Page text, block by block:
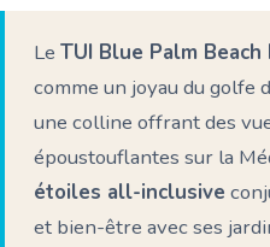
Le TUI Blue Palm Beach
comme un joyau du golfe
une colline offrant des
époustouflantes sur la
étoiles all-inclusive
et bien-être avec ses